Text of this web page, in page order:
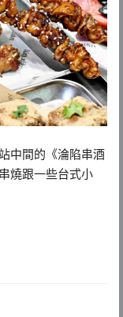
中間的《淪陷串酒
燒跟一些台式小